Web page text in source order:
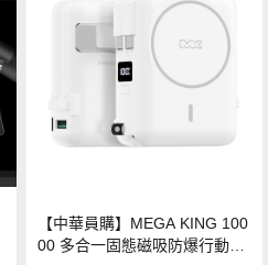
【中華員購】MEGA KING 100
00 多合一固態磁吸防爆行動電